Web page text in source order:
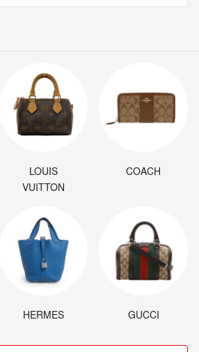
LOUIS
VUITTON
COACH
HERMES GUCCI